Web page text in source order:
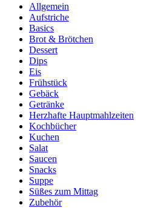
Allgemein
Aufstriche
Basics
Brot & Brötchen
Dessert
Dips
Eis
Frühstück
Gebäck
Getränke
Herzhafte Hauptmahlzeiten
Kochbücher
Kuchen
Salat
Saucen
Snacks
Suppe
Süßes zum Mittag
Zubehör